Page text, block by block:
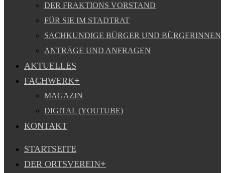
DER FRAKTIONS VORSTAND
FÜR SIE IM STADTRAT
SACHKUNDIGE BÜRGER UND BÜRGERINNEN
ANTRÄGE UND ANFRAGEN
AKTUELLES
FACHWERK
MAGAZIN
DIGITAL (YOUTUBE)
KONTAKT
STARTSEITE
DER ORTSVEREIN